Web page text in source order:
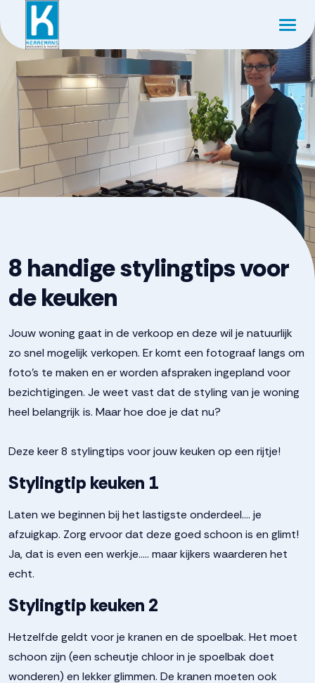
8 handige stylingtips voor
de keuken
Jouw woning gaat in de verkoop en deze wil je natuurlijk
zo snel mogelijk verkopen. Er komt een fotograaf langs om
foto’s te maken en er worden afspraken ingepland voor
bezichtigingen. Je weet vast dat de styling van je woning
heel belangrijk is. Maar hoe doe je dat nu?
Deze keer 8 stylingtips voor jouw keuken op een rijtje!
Stylingtip keuken 1
Laten we beginnen bij het lastigste onderdeel…. je
afzuigkap. Zorg ervoor dat deze goed schoon is en glimt!
Ja, dat is even een werkje….. maar kijkers waarderen het
echt.
Stylingtip keuken 2
Hetzelfde geldt voor je kranen en de spoelbak. Het moet
schoon zijn (een scheutje chloor in je spoelbak doet
wonderen) en lekker glimmen. De kranen moeten ook